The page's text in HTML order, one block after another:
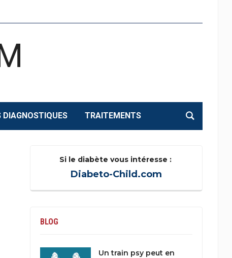
DIAGNOSTIQUES TRAITEMENTS
Si le diabète vous intéresse :
Diabeto-Child.com
BLOG
Un train psy peut en